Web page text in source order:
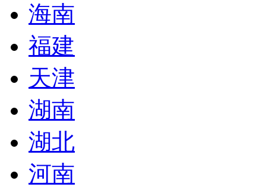
海南
福建
天津
湖南
湖北
河南